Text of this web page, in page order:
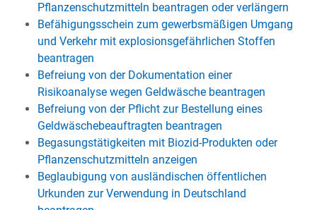
Pflanzenschutzmitteln beantragen oder verlängern
Befähigungsschein zum gewerbsmäßigen Umgang
und Verkehr mit explosionsgefährlichen Stoffen
beantragen
Befreiung von der Dokumentation einer
Risikoanalyse wegen Geldwäsche beantragen
Befreiung von der Pflicht zur Bestellung eines
Geldwäschebeauftragten beantragen
Begasungstätigkeiten mit Biozid-Produkten oder
Pflanzenschutzmitteln anzeigen
Beglaubigung von ausländischen öffentlichen
Urkunden zur Verwendung in Deutschland